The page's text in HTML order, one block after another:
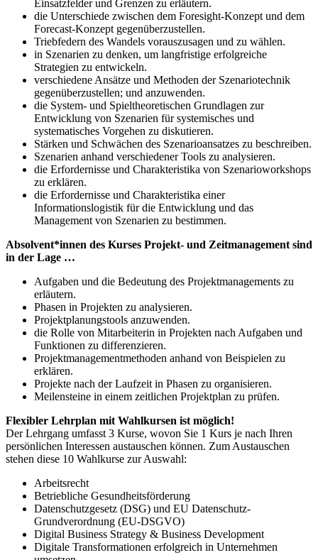
Einsatzfelder und Grenzen zu erläutern.
die Unterschiede zwischen dem Foresight-Konzept und dem
Forecast-Konzept gegenüberzustellen.
Triebfedern des Wandels vorauszusagen und zu wählen.
in Szenarien zu denken, um langfristige erfolgreiche
Strategien zu entwickeln.
verschiedene Ansätze und Methoden der Szenariotechnik
gegenüberzustellen; und anzuwenden.
die System- und Spieltheoretischen Grundlagen zur
Entwicklung von Szenarien für systemisches und
systematisches Vorgehen zu diskutieren.
Stärken und Schwächen des Szenarioansatzes zu beschreiben.
Szenarien anhand verschiedener Tools zu analysieren.
die Erfordernisse und Charakteristika von Szenarioworkshops
zu erklären.
die Erfordernisse und Charakteristika einer
Informationslogistik für die Entwicklung und das
Management von Szenarien zu bestimmen.
Absolvent*innen des Kurses Projekt- und Zeitmanagement sind
in der Lage …
Aufgaben und die Bedeutung des Projektmanagements zu
erläutern.
Phasen in Projekten zu analysieren.
Projektplanungstools anzuwenden.
die Rolle von Mitarbeiterin in Projekten nach Aufgaben und
Funktionen zu differenzieren.
Projektmanagementmethoden anhand von Beispielen zu
erklären.
Projekte nach der Laufzeit in Phasen zu organisieren.
Meilensteine in einem zeitlichen Projektplan zu prüfen.
Flexibler Lehrplan mit Wahlkursen ist möglich!
Der Lehrgang umfasst 3 Kurse, wovon Sie 1 Kurs je nach Ihren
persönlichen Interessen austauschen können. Zum Austauschen
stehen diese 10 Wahlkurse zur Auswahl:
Arbeitsrecht
Betriebliche Gesundheitsförderung
Datenschutzgesetz (DSG) und EU Datenschutz-
Grundverordnung (EU-DSGVO)
Digital Business Strategy & Business Development
Digitale Transformationen erfolgreich in Unternehmen